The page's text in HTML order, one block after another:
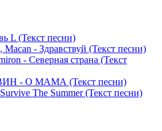
L (Текст песни)
- Здравствуй (Текст песни)
- Северная страна (Текст
- О МАМА (Текст песни)
The Summer (Текст песни)